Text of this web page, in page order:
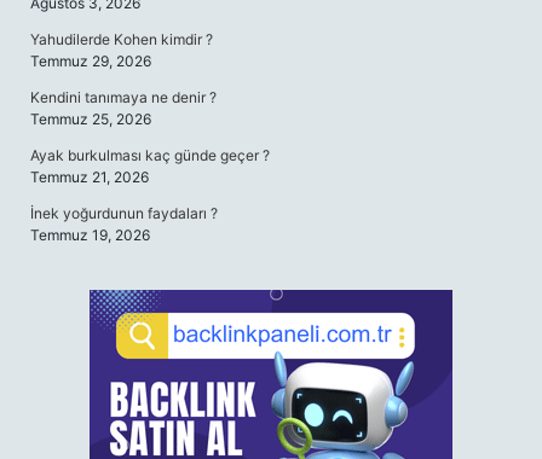
Yahudilerde Kohen kimdir ?
Temmuz 29, 2026
Kendini tanımaya ne denir ?
Temmuz 25, 2026
Ayak burkulması kaç günde geçer ?
Temmuz 21, 2026
İnek yoğurdunun faydaları ?
Temmuz 19, 2026